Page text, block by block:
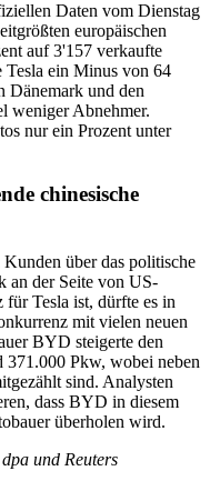
Daten vom Dienstag
europäischen
auf 3'157 verkaufte
Tesla ein Minus von 64
Dänemark und den
weniger Abnehmer.
nur ein Prozent unter
chinesische
über das politische
an der Seite von US-
Tesla ist, dürfte es in
mit vielen neuen
BYD steigerte den
371.000 Pkw, wobei neben
sind. Analysten
dass BYD in diesem
überholen wird.
und Reuters